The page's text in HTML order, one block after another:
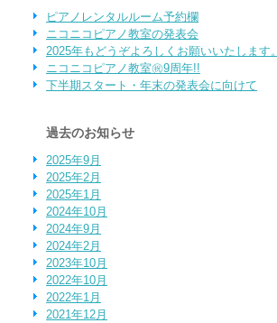
ピアノレンタルルーム予約欄
ニコニコピアノ教室の発表会
2025年もどうぞよろしくお願いいたします。
ニコニコピアノ教室㊗9周年!!
下半期スタート・年末の発表会に向けて
過去のお知らせ
2025年9月
2025年2月
2025年1月
2024年10月
2024年9月
2024年2月
2023年10月
2022年10月
2022年1月
2021年12月